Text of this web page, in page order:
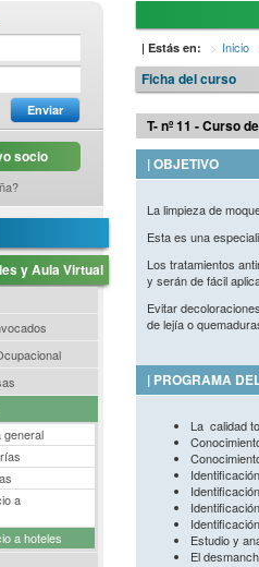
Enviar
socio
y Aula Virtual
general
a
a hoteles
| Estás en: Inicio
Ficha del curso
T- nº 11 - Curso
| OBJETIVO
La limpieza de
Esta es una
Los tratamientos
y serán de fácil
Evitar
de lejía o
| PROGRAMA
La calidad
Estudio y
El